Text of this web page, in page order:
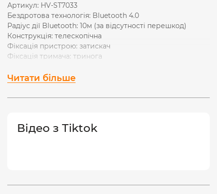
Артикул: HV-ST7033
Бездротова технологія: Bluetooth 4.0
Радіус дії Bluetooth: 10м (за відсутності перешкод)
Конструкція: телескопічна
Фіксація пристрою: затискач
Фіксація тримача: тринога
Макс. висота: 680мм
Габаритні розміри: 32х48х185мм
Колір: Чорний
Читати більше
Відео з Tiktok